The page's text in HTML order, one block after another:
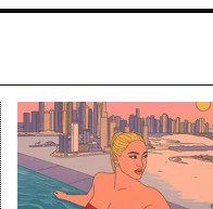
Lgbtqi+